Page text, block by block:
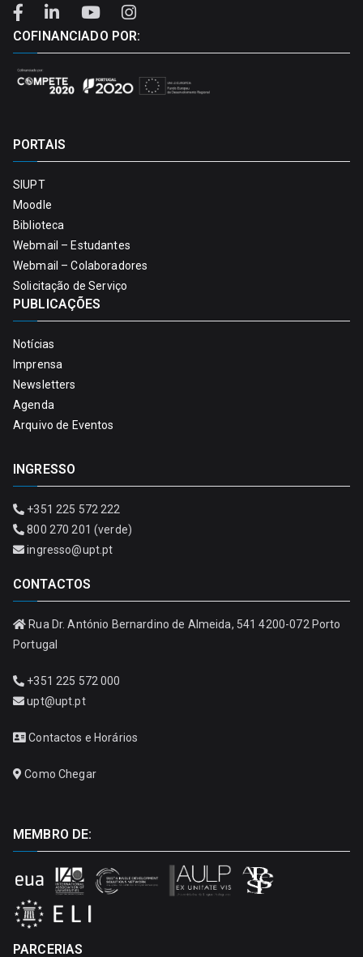
COFINANCIADO POR:
PORTAIS
SIUPT
Moodle
Biblioteca
Webmail – Estudantes
Webmail – Colaboradores
Solicitação de Serviço
PUBLICAÇÕES
Notícias
Imprensa
Newsletters
Agenda
Arquivo de Eventos
INGRESSO
+351 225 572 222
800 270 201 (verde)
ingresso@upt.pt
CONTACTOS
Rua Dr. António Bernardino de Almeida, 541 4200-072 Porto
Portugal
+351 225 572 000
upt@upt.pt
Contactos e Horários
Como Chegar
MEMBRO DE:
PARCERIAS